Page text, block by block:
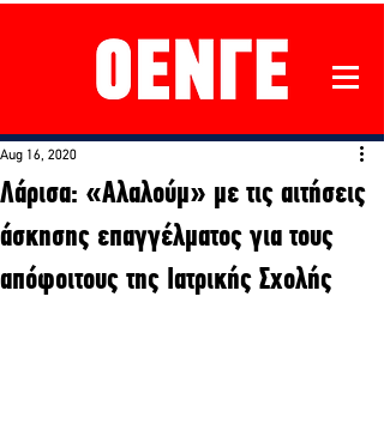
Λάρισα: «Αλαλούμ» με τις αιτήσεις
άσκησης επαγγέλματος για τους
απόφοιτους της Ιατρικής Σχολής
Aug 16, 2020